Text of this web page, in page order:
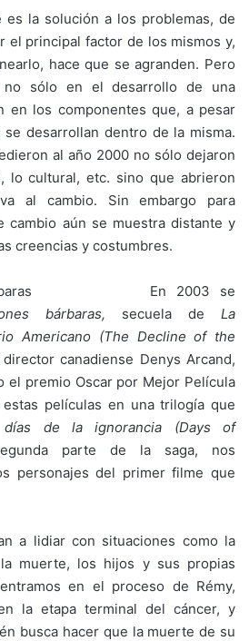
es la solución a los problemas, de
el principal factor de los mismos y,
hace que se agranden. Pero
no sólo en el desarrollo de una
en los componentes que, a pesar
desarrollan dentro de la misma.
al año 2000 no sólo dejaron
lo cultural, etc. sino que abrieron
al cambio. Sin embargo para
cambio aún se muestra distante y
creencias y costumbres.
En 2003 se
bárbaras, secuela de La
Americano (The Decline of the
canadiense Denys Arcand,
el premio Oscar por Mejor Película
películas en una trilogía que
de la ignorancia (Days of
parte de la saga, nos
personajes del primer filme que
a lidiar con situaciones como la
muerte, los hijos y sus propias
en el proceso de Rémy,
la etapa terminal del cáncer, y
busca hacer que la muerte de su